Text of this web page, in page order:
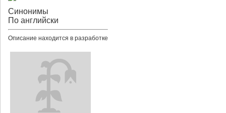
Синонимы
По английски
Описание находится в разработке